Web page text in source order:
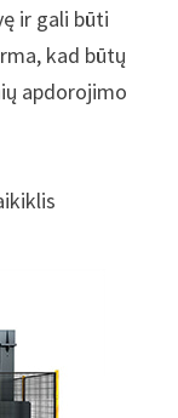
ir gali būti
kad būtų
apdorojimo